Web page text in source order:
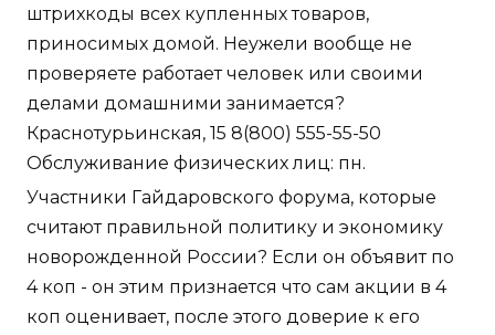
штрихкоды всех купленных товаров,
приносимых домой. Неужели вообще не
проверяете работает человек или своими
делами домашними занимается?
Краснотурьинская, 15 8(800) 555-55-50
Обслуживание физических лиц: пн.
Участники Гайдаровского форума, которые
считают правильной политику и экономику
новорожденной России? Если он объявит по
4 коп - он этим признается что сам акции в 4
коп оценивает, после этого доверие к его